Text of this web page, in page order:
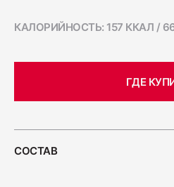
Колбаса
600
Бекон "Дабл
КАЛОРИЙНОСТЬ: 157 ККАЛ /
ГДЕ
СОСТАВ